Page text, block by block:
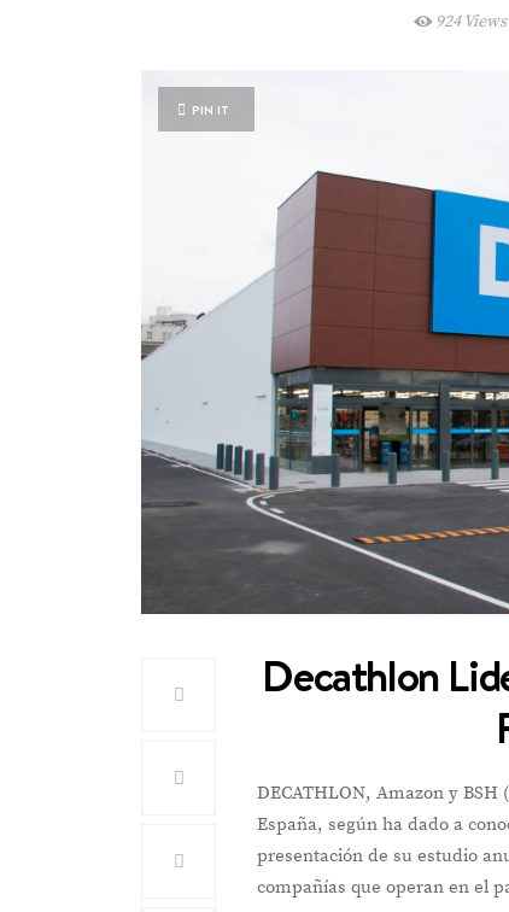
924 Views
PIN IT
Decathlon
DECATHLON, Amazon y
España, según ha dado a
presentación de su estudio
compañías que operan en el